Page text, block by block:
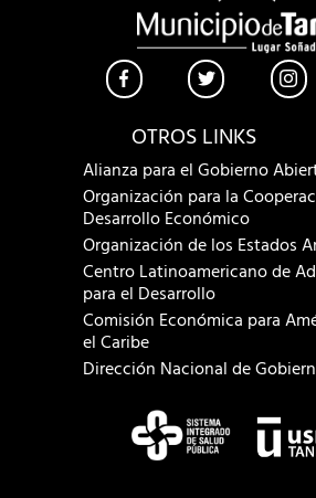
OTROS LINKS
Alianza para el Gobierno
Organización para la
Desarrollo Económico
Organización de los Estados
Centro Latinoamericano de
para el Desarrollo
Comisión Económica para
el Caribe
Dirección Nacional de